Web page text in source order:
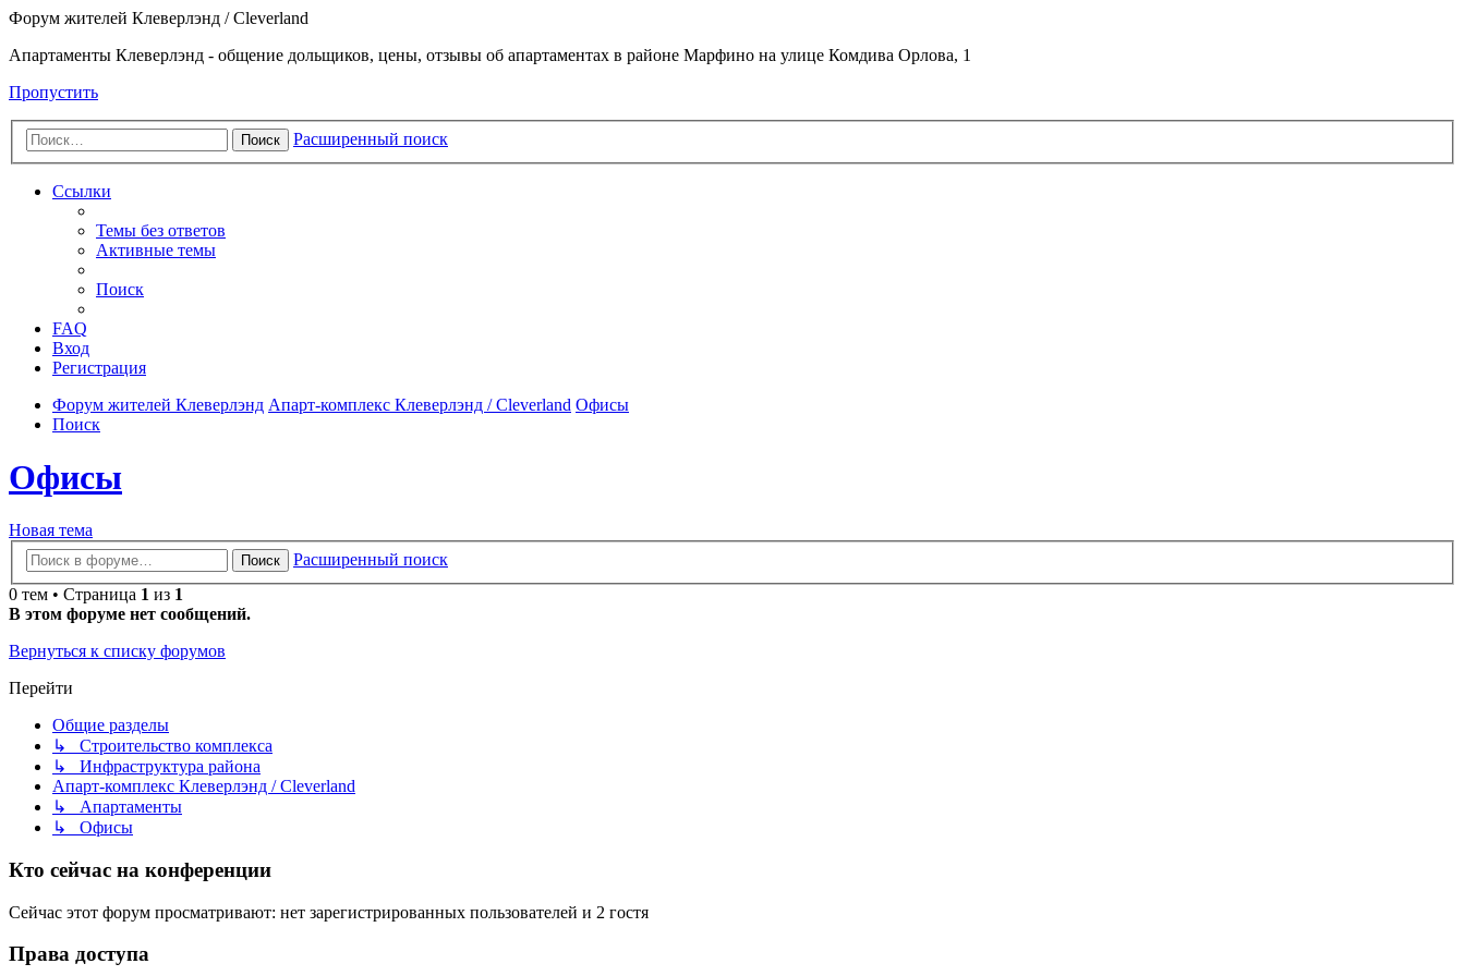
Форум жителей Клеверлэнд / Cleverland
Апартаменты Клеверлэнд - общение дольщиков, цены, отзывы об апартаментах в районе Марфино на улице Комдива Орлова, 1
Пропустить
Поиск Расширенный поиск
Ссылки
Темы без ответов
Активные темы
Поиск
FAQ
Вход
Регистрация
Форум жителей Клеверлэнд Апарт-комплекс Клеверлэнд / Cleverland Офисы
Поиск
Офисы
Новая тема
Поиск
Расширенный поиск
0 тем • Страница 1 из 1
В этом форуме нет сообщений.
Вернуться к списку форумов
Перейти
Общие разделы
↳ Строительство комплекса
↳ Инфраструктура района
Апарт-комплекс Клеверлэнд / Cleverland
↳ Апартаменты
↳ Офисы
Кто сейчас на конференции
Сейчас этот форум просматривают: нет зарегистрированных пользователей и 2 гостя
Права доступа